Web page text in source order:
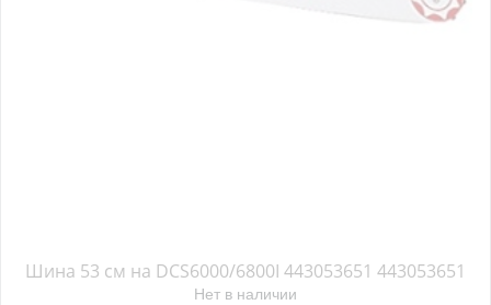
Шина 53 см на DCS6000/6800I 443053651 443053651
Нет в наличии